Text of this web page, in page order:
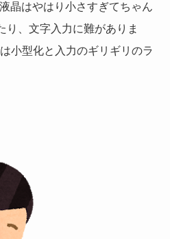
晶はやはり小さすぎてちゃん
り、文字入力に難がありま
小型化と入力のギリギリのラ